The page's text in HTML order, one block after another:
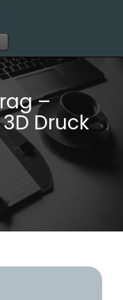
–
Druck